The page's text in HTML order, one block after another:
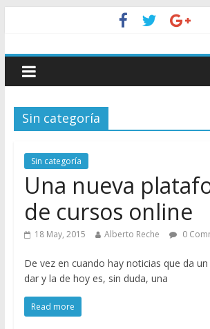
Sin categoría
Sin categoría
Una nueva
de cursos online
18 May, 2015 Alberto Reche 0
De vez en cuando hay noticias que da
dar y la de hoy es, sin duda, una
Read more